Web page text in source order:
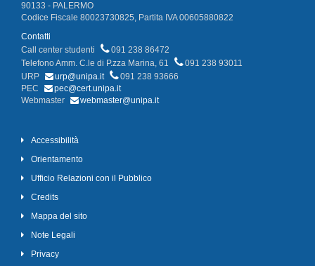
90133 - PALERMO
Codice Fiscale 80023730825, Partita IVA 00605880822
Contatti
Call center studenti
091 238 86472
Telefono Amm. C.le di P.zza Marina, 61
091 238 93011
URP
urp@unipa.it
091 238 93666
PEC
pec@cert.unipa.it
Webmaster
webmaster@unipa.it
Accessibilità
Orientamento
Ufficio Relazioni con il Pubblico
Credits
Mappa del sito
Note Legali
Privacy